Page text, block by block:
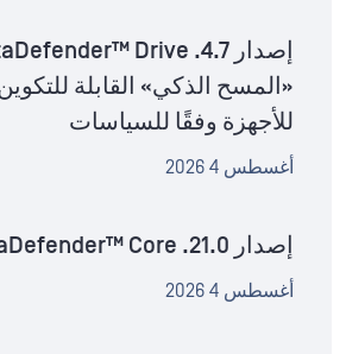
«المسح الذكي» القابلة
للأجهزة وفقًا للسياسات
أغسطس 4 2026
إصدار MetaDefender™ Core .21.0
أغسطس 4 2026